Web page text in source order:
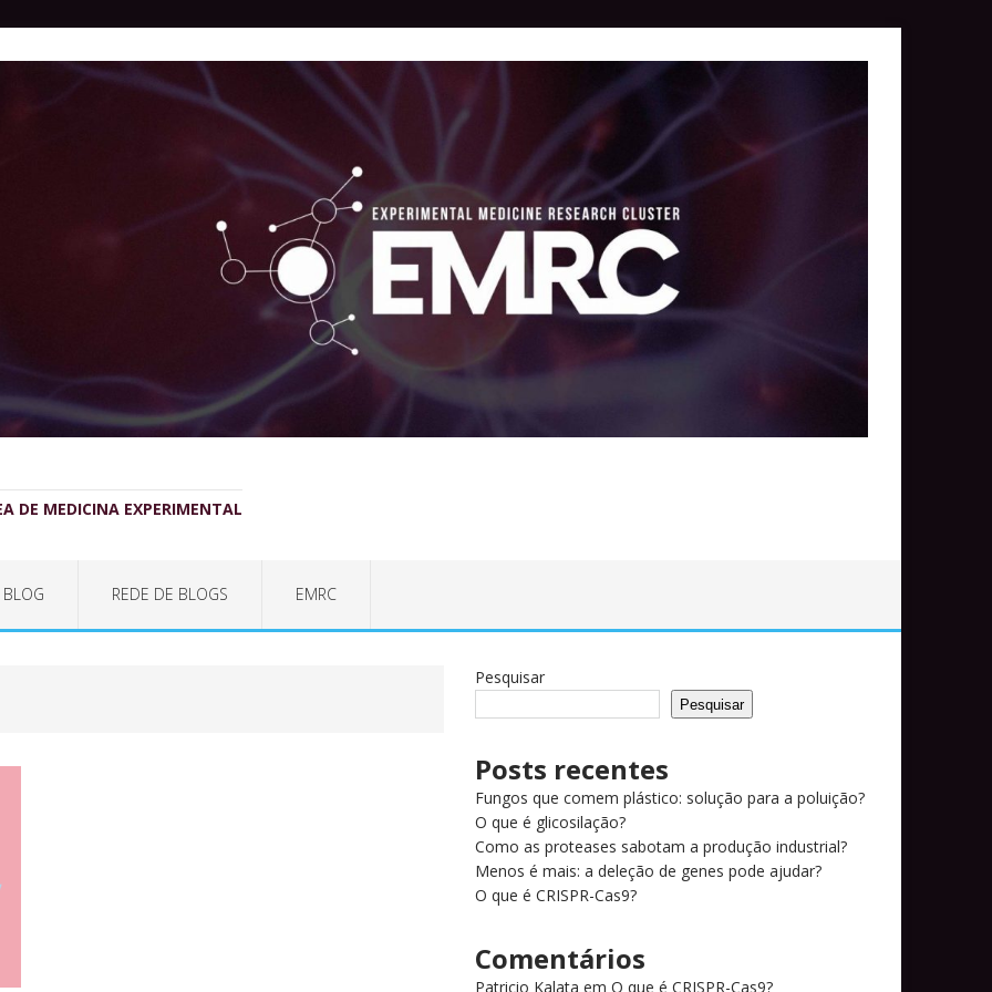
DE MEDICINA EXPERIMENTAL
BLOG REDE DE BLOGS EMRC
Pesquisar
Pesquisar
Posts recentes
Fungos que comem plástico: solução para a poluição?
O que é glicosilação?
Como as proteases sabotam a produção industrial?
Menos é mais: a deleção de genes pode ajudar?
O que é CRISPR-Cas9?
Comentários
Patricio Kalata emO que é CRISPR-Cas9?